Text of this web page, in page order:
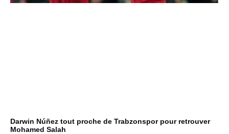
Darwin Núñez tout proche de Trabzonspor pour retrouver
Mohamed Salah